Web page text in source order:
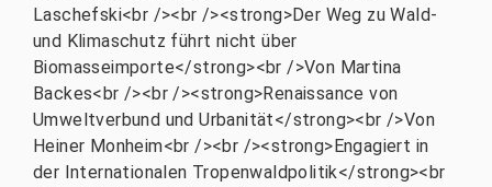
Laschefski<br /><br /><strong>Der Weg zu Wald-
und Klimaschutz führt nicht über
Biomasseimporte</strong><br />Von Martina
Backes<br /><br /><strong>Renaissance von
Umweltverbund und Urbanität</strong><br />Von
Heiner Monheim<br /><br /><strong>Engagiert in
der Internationalen Tropenwaldpolitik</strong><br